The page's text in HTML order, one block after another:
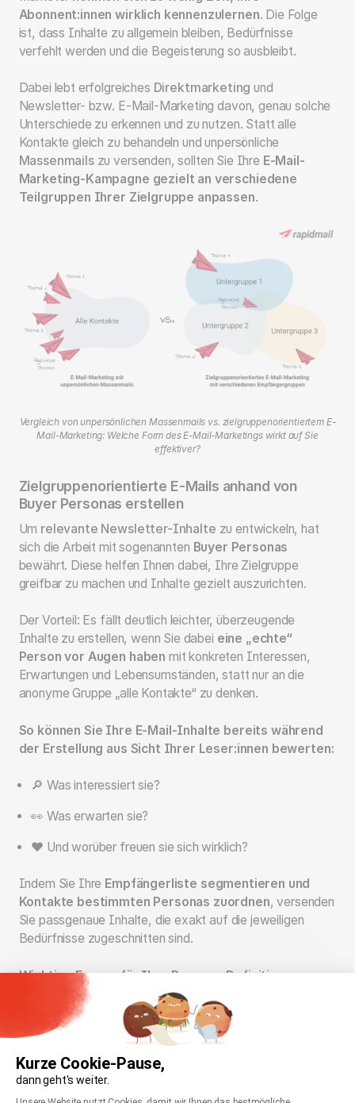
Kurze Cookie-Pause,
dann geht's weiter.
Einwilligungsmanagementplattform: Passen
Abonnent:innen wirklich kennenzulernen. Die Folge
ist, dass Inhalte zu allgemein bleiben, Bedürfnisse
verfehlt werden und die Begeisterung so ausbleibt.
Dabei lebt erfolgreiches Direktmarketing und
Newsletter- bzw. E-Mail-Marketing davon, genau solche
Unterschiede zu erkennen und zu nutzen. Statt alle
Kontakte gleich zu behandeln und unpersönliche
Massenmailszu versenden, sollten Sie Ihre E-Mail-
Marketing-Kampagne gezielt an verschiedene
Teilgruppen Ihrer Zielgruppe anpassen.
Vergleich von unpersönlichen Massenmails vs. zielgruppenorientiertem E-
Mail-Marketing: Welche Form des E-Mail-Marketings wirkt auf Sie
effektiver?
Zielgruppenorientierte E-Mails anhand von
Buyer Personas erstellen
Um relevante Newsletter-Inhalte zu entwickeln, hat
sich die Arbeit mit sogenannten Buyer Personas
bewährt. Diese helfen Ihnen dabei, Ihre Zielgruppe
greifbar zu machen und Inhalte gezielt auszurichten.
Der Vorteil: Es fällt deutlich leichter, überzeugende
Inhalte zu erstellen, wenn Sie dabei eine „echte“
Person vor Augen haben mit konkreten Interessen,
Erwartungen und Lebensumständen, statt nur an die
anonyme Gruppe „alle Kontakte“ zu denken.
So können Sie Ihre E-Mail-Inhalte bereits während
der Erstellung aus Sicht Ihrer Leser:innen bewerten:
🔎 Was interessiert sie?
👀 Was erwarten sie?
❤️ Und worüber freuen sie sich wirklich?
Indem Sie Ihre Empfängerliste segmentieren und
Kontakte bestimmten Personas zuordnen, versenden
Sie passgenaue Inhalte, die exakt auf die jeweiligen
Bedürfnisse zugeschnitten sind.
Wichtige Fragen für Ihre Persona-Definition:
✨ Wofür steht mein Unternehmen?
👥 Für welche Kund:innen ist mein Angebot relevant?
🎯 Welche Ziele verfolge ich mit meinem E-Mail-